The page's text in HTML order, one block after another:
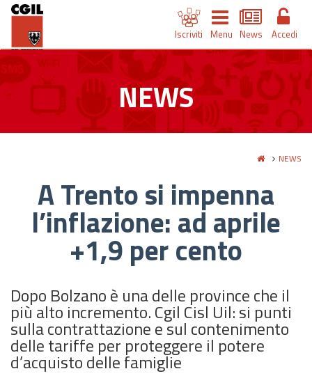
Iscriviti Menu News Accedi
NEWS
NEWS
A Trento si impenna
l’inflazione: ad aprile
+1,9 per cento
Dopo Bolzano è una delle province che il
più alto incremento. Cgil Cisl Uil: si punti
sulla contrattazione e sul contenimento
delle tariffe per proteggere il potere
d’acquisto delle famiglie